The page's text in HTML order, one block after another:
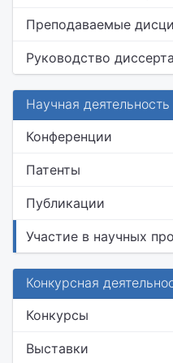
Преподаваемые
Руководство
Научная деятельность
Конференции
Патенты
Публикации
Участие в научных
Конкурсная
Конкурсы
Выставки